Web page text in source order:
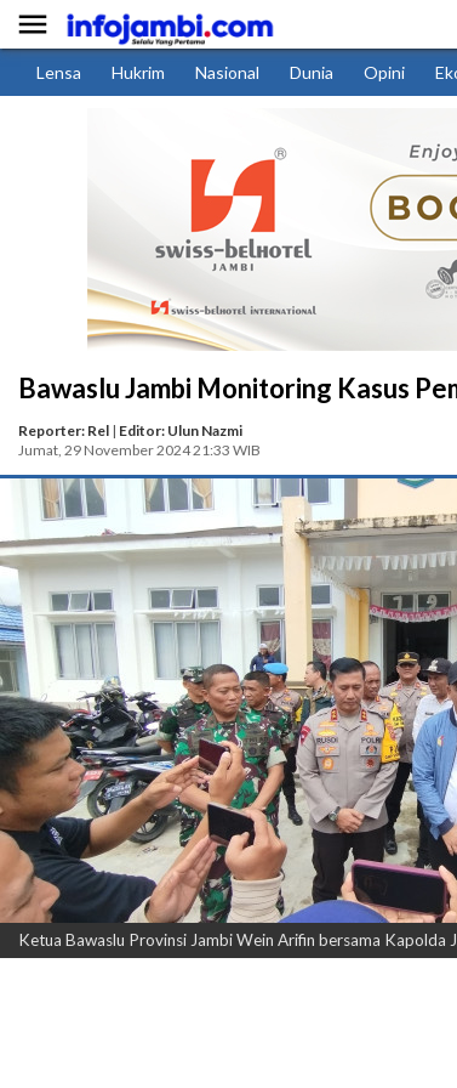

Lensa Hukrim Nasional Dunia Opini
Bawaslu Jambi Monitoring Kasus
Reporter: Rel | Editor: Ulun Nazmi
Jumat, 29 November 2024 21:33 WIB
Ketua Bawaslu Provinsi Jambi Wein Arifin bersama